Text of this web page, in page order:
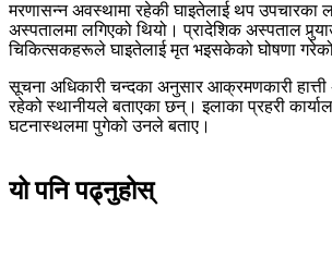
मरणासन्न अवस्थामा रहेकी घाइतेलाई थप उपचारका
अस्पतालमा लगिएको थियो। प्रादेशिक अस्पताल
चिकित्सकहरूले घाइतेलाई मृत भइसकेको घोषणा गरेको
सूचना अधिकारी चन्दका अनुसार आक्रमणकारी
रहेको स्थानीयले बताएका छन्। इलाका प्रहरी
घटनास्थलमा पुगेको उनले बताए।
यो पनि पढ्नुहोस्